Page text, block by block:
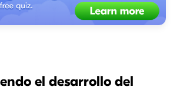
el desarrollo del